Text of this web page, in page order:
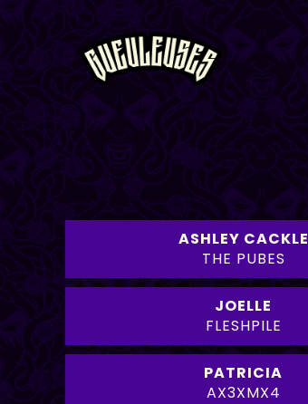
ASHLEY CACKLE
THE PUBES
JOELLE
FLESHPILE
PATRICIA
AX3XMX4